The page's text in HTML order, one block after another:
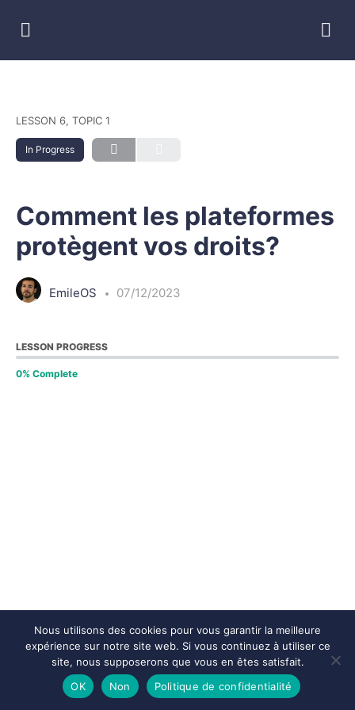
LESSON 6, TOPIC 1
In Progress
Comment les plateformes
protègent vos droits?
EmileOS 07/12/2023
LESSON PROGRESS
0% Complete
Nous utilisons des cookies pour vous garantir la meilleure
expérience sur notre site web. Si vous continuez à utiliser ce
site, nous supposerons que vous en êtes satisfait.
OK
Non Politique de confidentialité